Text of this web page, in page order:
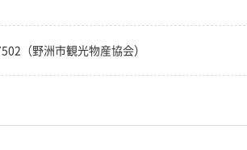
（野洲市観光物産協会）